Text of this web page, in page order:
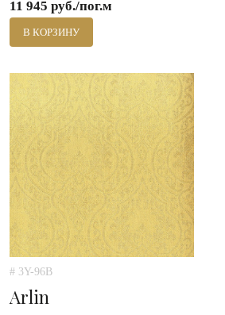
11 945 руб./пог.м
В КОРЗИНУ
# 3Y-96B
Arlin